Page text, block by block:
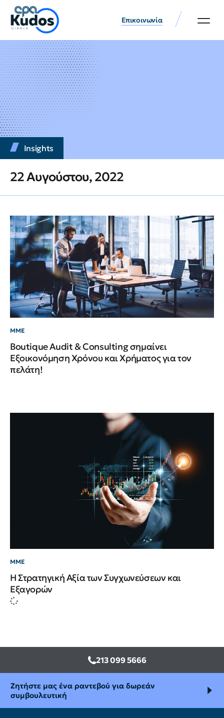
Επικοινωνία
Insights
22 Αυγούστου, 2022
ΜΜΕ
Boutique Audit & Consulting σημαίνει
Εξοικονόμηση Χρόνου και Χρήματος για τον
πελάτη!
ΜΜΕ
Η Στρατηγική Αξία των Συγχωνεύσεων και
Εξαγορών
213 099 5666
Ζητήστε μας ένα ραντεβού για δωρεάν
συμβουλευτική